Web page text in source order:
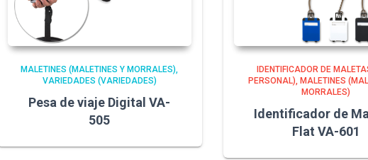
MALETINES (MALETINES Y MORRALES)
VARIEDADES (VARIEDADES)
Pesa de viaje Digital VA-
505
IDENTIFICADOR DE
PERSONAL)
MALETINES
MORRALES)
Identificador de
Flat VA-601